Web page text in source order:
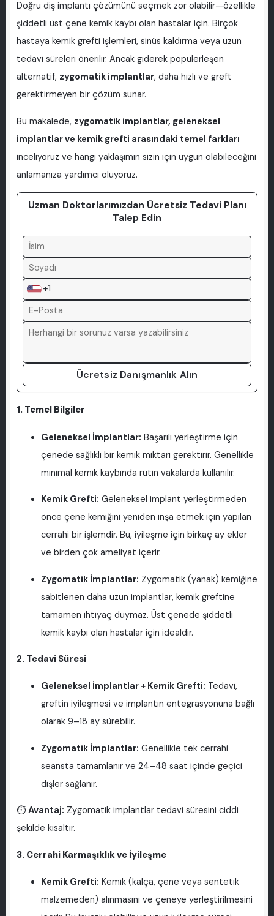
Doğru diş implantı çözümünü seçmek zor olabilir—özellikle
şiddetli üst çene kemik kaybı olan hastalar için. Birçok
hastaya kemik grefti işlemleri, sinüs kaldırma veya uzun
tedavi süreleri önerilir. Ancak giderek popülerleşen
alternatif, zygomatik implantlar, daha hızlı ve greft
gerektirmeyen bir çözüm sunar.
Bu makalede, zygomatik implantlar, geleneksel
implantlar ve kemik grefti arasındaki temel farkları
inceliyoruz ve hangi yaklaşımın sizin için uygun olabileceğini
anlamanıza yardımcı oluyoruz.
Uzman Doktorlarımızdan Ücretsiz Tedavi Planı
Talep Edin
+1
Ücretsiz Danışmanlık Alın
1. Temel Bilgiler
Geleneksel İmplantlar: Başarılı yerleştirme için
çenede sağlıklı bir kemik miktarı gerektirir. Genellikle
minimal kemik kaybında rutin vakalarda kullanılır.
Kemik Grefti: Geleneksel implant yerleştirmeden
önce çene kemiğini yeniden inşa etmek için yapılan
cerrahi bir işlemdir. Bu, iyileşme için birkaç ay ekler
ve birden çok ameliyat içerir.
Zygomatik İmplantlar: Zygomatik (yanak) kemiğine
sabitlenen daha uzun implantlar, kemik greftine
tamamen ihtiyaç duymaz. Üst çenede şiddetli
kemik kaybı olan hastalar için idealdir.
2. Tedavi Süresi
Geleneksel İmplantlar + Kemik Grefti: Tedavi,
greftin iyileşmesi ve implantın entegrasyonuna bağlı
olarak 9–18 ay sürebilir.
Zygomatik İmplantlar: Genellikle tek cerrahi
seansta tamamlanır ve 24–48 saat içinde geçici
dişler sağlanır.
⏱ Avantaj: Zygomatik implantlar tedavi süresini ciddi
şekilde kısaltır.
3. Cerrahi Karmaşıklık ve İyileşme
Kemik Grefti: Kemik (kalça, çene veya sentetik
malzemeden) alınmasını ve çeneye yerleştirilmesini